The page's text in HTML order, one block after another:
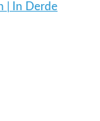
| In Derde